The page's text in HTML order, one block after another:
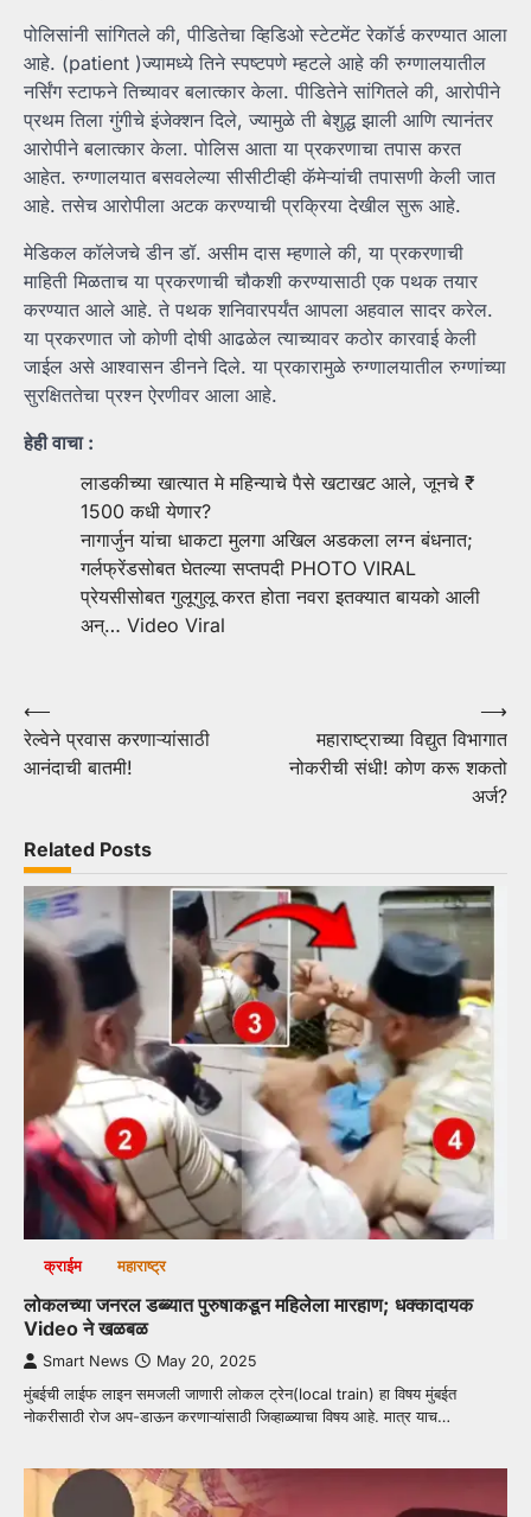
पोलिसांनी सांगितले की, पीडितेचा व्हिडिओ स्टेटमेंट रेकॉर्ड करण्यात आला
आहे. (patient )ज्यामध्ये तिने स्पष्टपणे म्हटले आहे की रुग्णालयातील
नर्सिंग स्टाफने तिच्यावर बलात्कार केला. पीडितेने सांगितले की, आरोपीने
प्रथम तिला गुंगीचे इंजेक्शन दिले, ज्यामुळे ती बेशुद्ध झाली आणि त्यानंतर
आरोपीने बलात्कार केला. पोलिस आता या प्रकरणाचा तपास करत
आहेत. रुग्णालयात बसवलेल्या सीसीटीव्ही कॅमेऱ्यांची तपासणी केली जात
आहे. तसेच आरोपीला अटक करण्याची प्रक्रिया देखील सुरू आहे.
मेडिकल कॉलेजचे डीन डॉ. असीम दास म्हणाले की, या प्रकरणाची
माहिती मिळताच या प्रकरणाची चौकशी करण्यासाठी एक पथक तयार
करण्यात आले आहे. ते पथक शनिवारपर्यंत आपला अहवाल सादर करेल.
या प्रकरणात जो कोणी दोषी आढळेल त्याच्यावर कठोर कारवाई केली
जाईल असे आश्वासन डीनने दिले. या प्रकारामुळे रुग्णालयातील रुग्णांच्या
सुरक्षिततेचा प्रश्न ऐरणीवर आला आहे.
हेही वाचा :
लाडकीच्या खात्यात मे महिन्याचे पैसे खटाखट आले, जूनचे ₹
1500 कधी येणार?
नागार्जुन यांचा धाकटा मुलगा अखिल अडकला लग्न बंधनात;
गर्लफ्रेंडसोबत घेतल्या सप्तपदी PHOTO VIRAL
प्रेयसीसोबत गुलूगुलू करत होता नवरा इतक्यात बायको आली
अन्… Video Viral
Post
navigation
⟵
रेल्वेने प्रवास करणाऱ्यांसाठी
आनंदाची बातमी!
महाराष्ट्राच्या विद्युत विभागात
नोकरीची संधी! कोण करू शकतो
अर्ज?
⟶
Related Posts
क्राईम महाराष्ट्र
लोकलच्या जनरल डब्ब्यात पुरुषाकडून महिलेला मारहाण; धक्कादायक
Video ने खळबळ
Smart News May 20, 2025
मुंबईची लाईफ लाइन समजली जाणारी लोकल ट्रेन(local train) हा विषय मुंबईत
नोकरीसाठी रोज अप-डाऊन करणाऱ्यांसाठी जिव्हाळ्याचा विषय आहे. मात्र याच…